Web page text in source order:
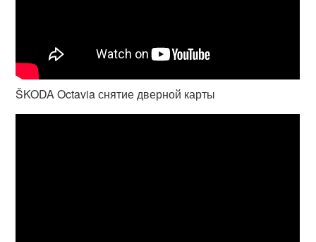
ŠKODA Octavia снятие дверной карты